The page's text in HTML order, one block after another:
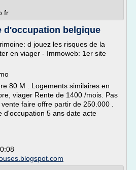
d'occupation belgique
d jouez les risques de la
en viager - Immoweb: 1er site
80 M . Logements similaires en
viager Rente de 1400 /mois. Pas
faire offre partir de 250.000 .
d'occupation 5 ans date acte